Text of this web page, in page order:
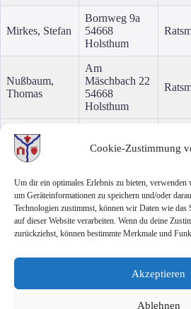
Cookie-Zustimmung
Um dir ein optimales Erlebnis zu bieten,
um Geräteinformationen zu speichern und/oder
Technologien zustimmst, können wir Daten wie
auf dieser Website verarbeiten. Wenn du deine
zurückziehst, können bestimmte Merkmale und
Akzeptieren
Ablehnen
Mirkes, Stefan
Bornweg 9a
54668
Holsthum
Nußbaum,
Thomas
Am
Mäschbach 22
54668
Holsthum
Oberbillig,
Günther
Straße 11
Zunker, Petra
Wolsfelder
Straße 35
54668
Holsthum
Holsthum können sie